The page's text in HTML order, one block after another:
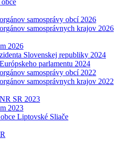
samosprávy obcí 2026
samosprávnych krajov 2026
2026
Slovenskej republiky 2024
parlamentu 2024
samosprávy obcí 2022
samosprávnych krajov 2022
SR 2023
2023
Liptovské Sliače